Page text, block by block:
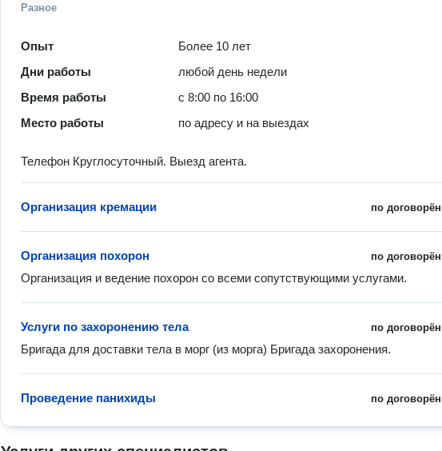
Разное
Опыт
Более 10 лет
Дни работы
любой день недели
Время работы
с 8:00 по 16:00
Место работы
по адресу и на выездах
Телефон Круглосуточный. Выезд агента.
по
Организация кремации
по
Организация похорон
Организация и ведение похорон со всеми сопутствующими услугами.
по
Услуги по захоронению тела
Бригада для доставки тела в морг (из морга) Бригада захоронения.
по
Проведение панихиды